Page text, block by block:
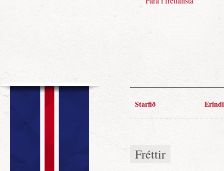
Starfið Erindi
Fréttir